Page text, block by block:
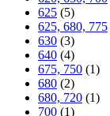
625 (5)
625, 680, 775
630 (3)
640 (4)
675, 750 (1)
680 (2)
680, 720 (1)
700 (1)